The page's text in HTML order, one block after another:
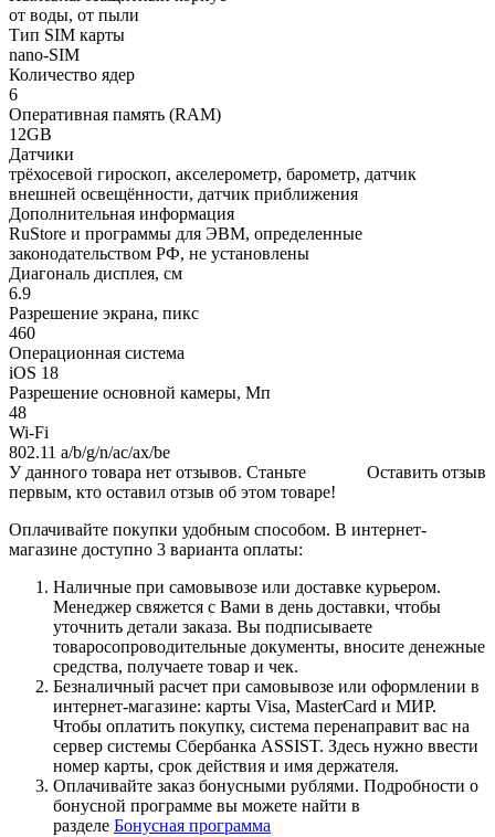
от воды, от пыли
Тип SIM карты
nano-SIM
Количество ядер
6
Оперативная память (RAM)
12GB
Датчики
трёхосевой гироскоп, акселерометр, барометр, датчик
внешней освещённости, датчик приближения
Дополнительная информация
RuStore и программы для ЭВМ, определенные
законодательством РФ, не установлены
Диагональ дисплея, см
6.9
Разрешение экрана, пикс
460
Операционная система
iOS 18
Разрешение основной камеры, Мп
48
Wi-Fi
802.11 a/b/g/n/ac/ax/be
Оставить отзыв
У данного товара нет отзывов. Станьте
первым, кто оставил отзыв об этом товаре!
Оплачивайте покупки удобным способом. В интернет-
магазине доступно 3 варианта оплаты:
Наличные при самовывозе или доставке курьером.
Менеджер свяжется с Вами в день доставки, чтобы
уточнить детали заказа. Вы подписываете
товаросопроводительные документы, вносите денежные
средства, получаете товар и чек.
Безналичный расчет при самовывозе или оформлении в
интернет-магазине: карты Visa, MasterCard и МИР.
Чтобы оплатить покупку, система перенаправит вас на
сервер системы Сбербанка ASSIST. Здесь нужно ввести
номер карты, срок действия и имя держателя.
Оплачивайте заказ бонусными рублями. Подробности о
бонусной программе вы можете найти в
разделе Бонусная программа